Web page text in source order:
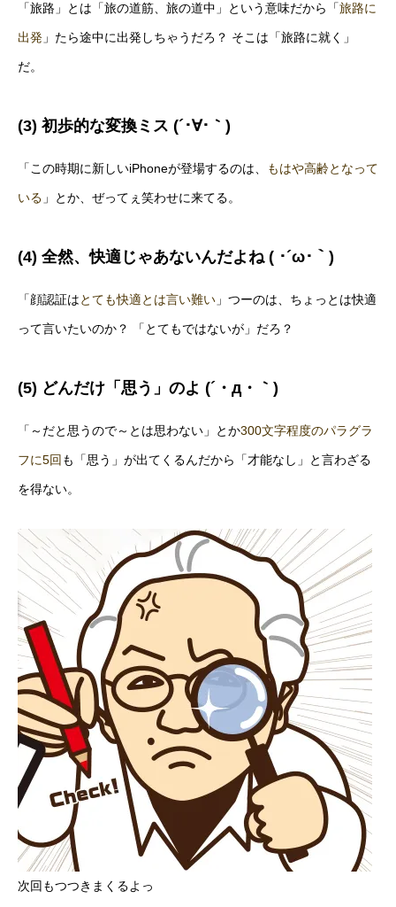
「旅路」とは「旅の道筋、旅の道中」という意味だから「旅路に
出発 」たら途中に出発しちゃうだろ？ そこは「旅路に就く」
だ。
(3) 初歩的な変換ミス (´･∀･｀)
「この時期に新しいiPhoneが登場するのは、 もはや高齢となって
いる 」とか、ぜってぇ笑わせに来てる。
(4) 全然、快適じゃあないんだよね ( ･´ω･｀)
「顔認証はとても快適とは言い難い 」つーのは、ちょっとは快適
って言いたいのか？ 「とてもではないが」だろ？
(5) どんだけ「思う」のよ (´・д・｀)
「～だと思うので～とは思わない」とか300文字程度のパラグラ
フに5回 も「思う」が出てくるんだから「才能なし」と言わざる
を得ない。
次回もつつきまくるよっ